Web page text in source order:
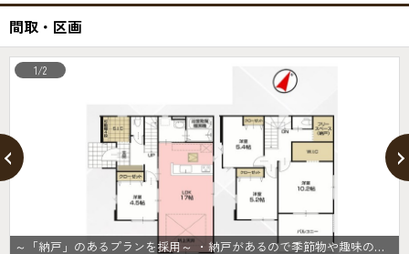
間取・区画
～「納戸」のあるプランを採用～ ・納戸があるので季節物や趣味の道具、普段使わないものなど様々なものがスッキリと片付きます。 ・収納力があるのでタンスなどを置いて部屋が狭くならずに済みます。
1/2